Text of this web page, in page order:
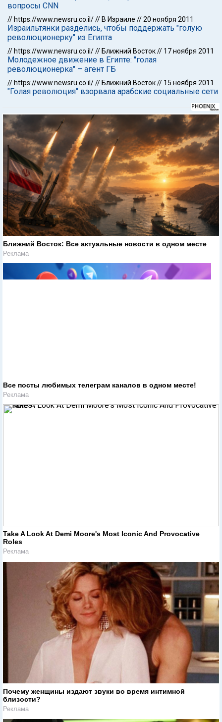
вопросы CNN
// https://www.newsru.co.il/// В Израиле //20 ноября 2011
Израильтянки разделись, чтобы поддержать "голую
революционерку" из Египта
// https://www.newsru.co.il/// Ближний Восток// 17 ноября 2011
Молодежное движение в Египте: "голая
революционерка" – агент ГБ
// https://www.newsru.co.il/// Ближний Восток// 15 ноября 2011
"Голая революция" взорвала арабские социальные сети
Ближний Восток: Все актуальные новости в одном месте
Реклама
Все посты любимых телеграм каналов в одном месте!
Реклама
Take A Look At Demi Moore's Most Iconic And Provocative
Roles
Реклама
Почему женщины издают звуки во время интимной
близости?
Реклама